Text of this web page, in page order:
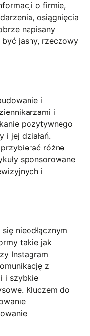
o firmie,
osiągnięcia
napisany
jasny, rzeczowy
i
i
pozytywnego
i jej działań.
różne
sponsorowane
i
nieodłącznym
takie jak
Instagram
z
i szybkie
Kluczem do